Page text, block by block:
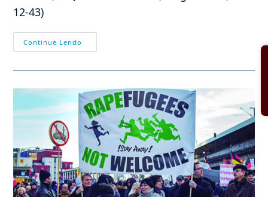
12-43)
Continue Lendo
Milhões
Maometanos
Europa